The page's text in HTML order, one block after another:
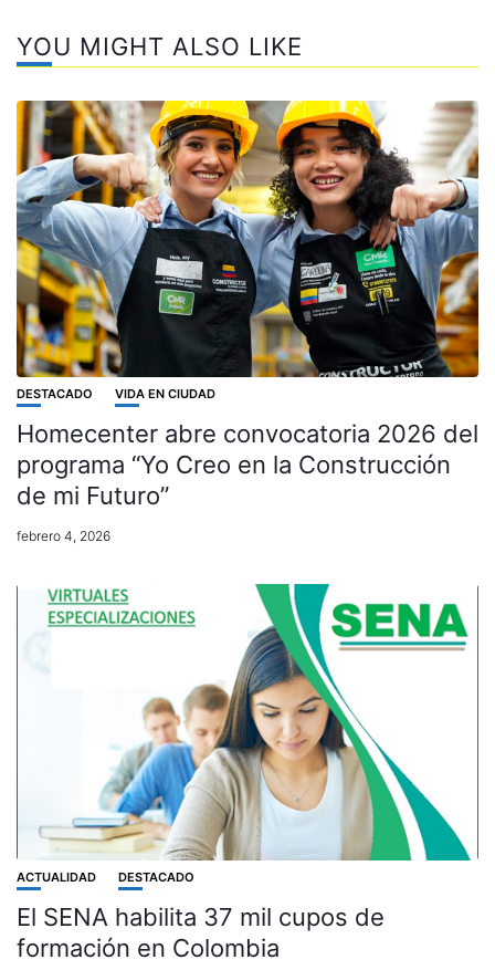
YOU MIGHT ALSO LIKE
DESTACADO VIDA EN CIUDAD
Homecenter abre convocatoria 2026 del
programa “Yo Creo en la Construcción
de mi Futuro”
febrero 4, 2026
ACTUALIDAD DESTACADO
El SENA habilita 37 mil cupos de
formación en Colombia